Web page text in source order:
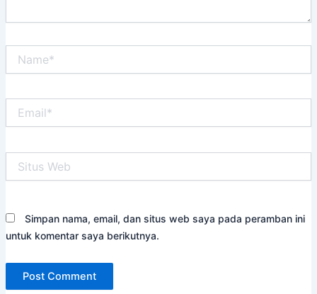
Web
Simpan nama, email, dan situs web saya pada peramban ini
untuk komentar saya berikutnya.